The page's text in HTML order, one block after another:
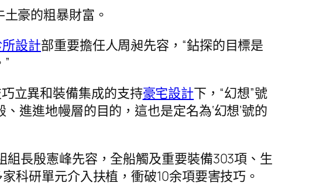
豪的粗暴財富。
設計部重要擔任人周昶先容，“鉆探的目標是
立異和裝備集成的支持豪宅設計下，“幻想”號
進進地幔層的目的，這也是定名為‘幻想’號的
組長殷憲峰先容，全船觸及重要裝備303項、生
科研單元介入扶植，衝破10余項要害技巧。